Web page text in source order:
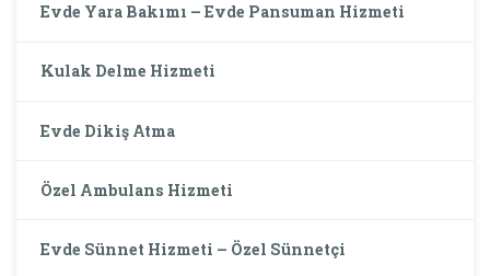
Evde Yara Bakımı – Evde Pansuman Hizmeti
Kulak Delme Hizmeti
Evde Dikiş Atma
Özel Ambulans Hizmeti
Evde Sünnet Hizmeti – Özel Sünnetçi